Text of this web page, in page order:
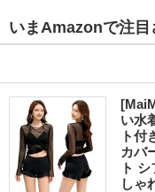
いまAmazonで注
い水
ト付
カバ
ト
しゃ